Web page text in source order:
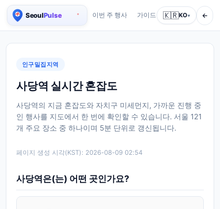
서울 실시간 인구 지도
이번 주 행사 가이드 회사 소개 서비
🇰🇷KO▾ ←
인구밀집지역
사당역 실시간 혼잡도
사당역의 지금 혼잡도와 자치구 미세먼지, 가까운 진행 중
인 행사를 지도에서 한 번에 확인할 수 있습니다. 서울 121
개 주요 장소 중 하나이며 5분 단위로 갱신됩니다.
페이지 생성 시각(KST): 2026-08-09 02:54
사당역은(는) 어떤 곳인가요?